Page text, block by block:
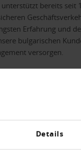
Details
bereits seit
Erfahrung und
bulgarischen
versorgen.
rund um die
(ca. 300.000)
stehen
Ländern zur
Zurzeit wickeln wir